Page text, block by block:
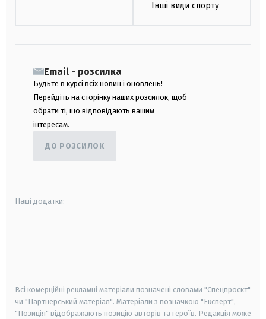
Інші види спорту
Email - розсилка
Будьте в курсі всіх новин і оновлень!
Перейдіть на сторінку наших розсилок, щоб
обрати ті, що відповідають вашим
інтересам.
ДО РОЗСИЛОК
Наші додатки:
Всі комерційні рекламні матеріали позначені словами "Спецпроєкт"
чи "Партнерський матеріал". Матеріали з позначкою "Експерт",
"Позиція" відображають позицію авторів та героїв. Редакція може